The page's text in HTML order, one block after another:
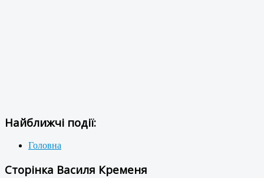
Найближчі події:
Головна
Сторінка Василя Кременя